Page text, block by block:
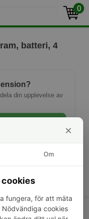
0
batteri, 4
din upplevelse av
& returer
×
Om
cookies
fungera, för att mäta
cookies